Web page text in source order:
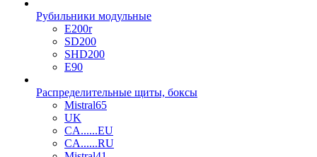
Рубильники модульные
E200r
SD200
SHD200
E90
Распределительные щиты, боксы
Mistral65
UK
CA......EU
CA......RU